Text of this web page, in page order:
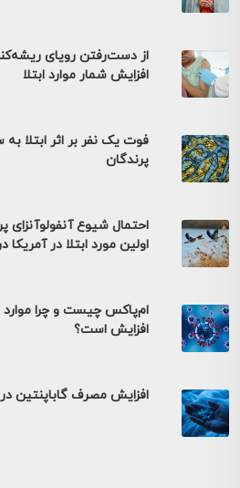
از دست‌رفتن رویای
افزایش شمار موارد ابتلا
فوت یک نفر بر اثر ابتلا
پرندگان
احتمال شیوع آنفولوآنزای
اولین مورد ابتلا در آمریکا در 9 ماهه
ام‌پاکس چیست و چرا موارد
افزایش است؟
افزایش مصرف گاباپنتین